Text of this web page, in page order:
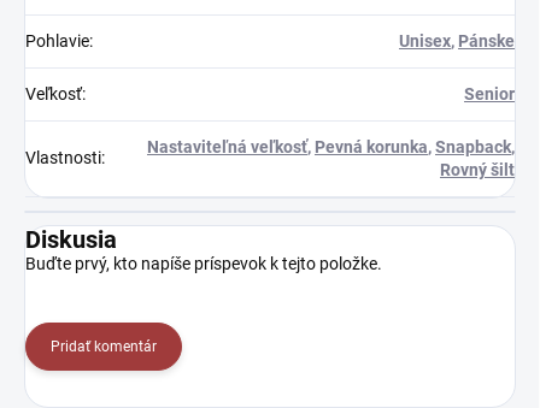
Pohlavie: Unisex, Pánske
Veľkosť: Senior
Vlastnosti:
Nastaviteľná veľkosť, Pevná korunka,Snapback,
Rovný šilt
Diskusia
Buďte prvý, kto napíše príspevok k tejto položke.
Pridať komentár